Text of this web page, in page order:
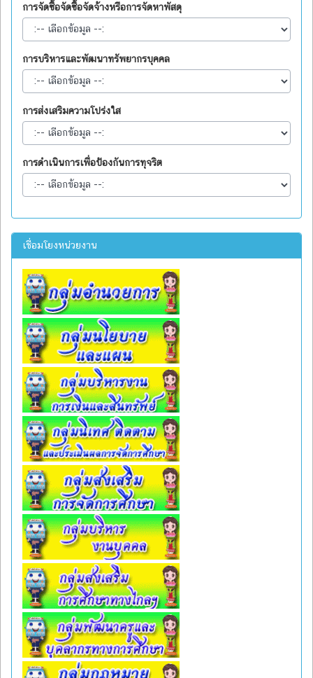
การจัดซื้อจัดซื้อจัดจ้างหรือการจัดหาพัสดุ
การบริหารและพัฒนาทรัพยากรบุคคล
การส่งเสริมความโปร่งใส
การดำเนินการเพื่อป้องกันการทุจริต
เชื่อมโยงหน่วยงาน